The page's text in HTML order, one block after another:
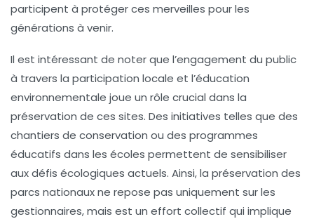
participent à protéger ces merveilles pour les
générations à venir.
Il est intéressant de noter que l’engagement du public
à travers la participation locale et l’éducation
environnementale joue un rôle crucial dans la
préservation de ces sites. Des initiatives telles que des
chantiers de conservation ou des programmes
éducatifs dans les écoles permettent de sensibiliser
aux défis écologiques actuels. Ainsi, la préservation des
parcs nationauxne repose pas uniquement sur les
gestionnaires, mais est un effort collectif qui implique